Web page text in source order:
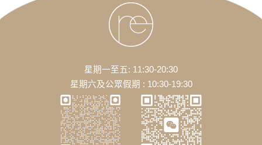
星期一至五: 11:30-20:30
星期六及公眾假期 : 10:30-19:30